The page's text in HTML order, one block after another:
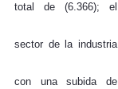
total de (6.366); el
sector de la industria
con una subida de